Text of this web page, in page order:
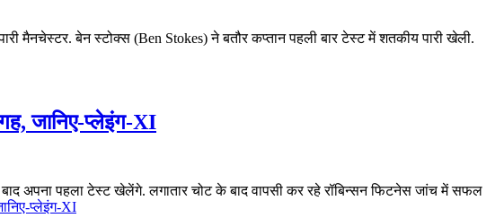
मैनचेस्टर. बेन स्टोक्स (Ben Stokes) ने बतौर कप्तान पहली बार टेस्ट में शतकीय पारी खेली.
जानिए-प्लेइंग-XI
अपना पहला टेस्ट खेलेंगे. लगातार चोट के बाद वापसी कर रहे रॉबिन्सन फिटनेस जांच में सफल
प्लेइंग-XI